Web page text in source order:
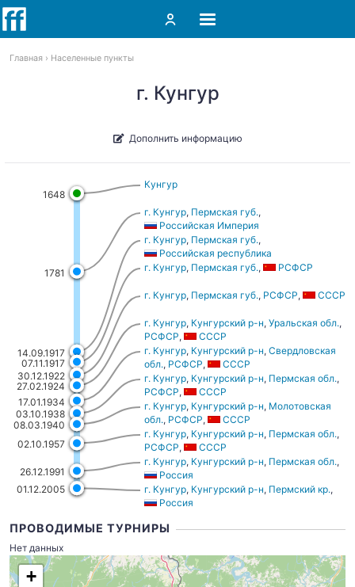
Главная Населенные пункты
г. Кунгур
Дополнить информацию
1648
1781
14.09.1917
07.11.1917
30.12.1922
27.02.1924
17.01.1934
03.10.1938
08.03.1940
02.10.1957
26.12.1991
01.12.2005
Кунгур
г. Кунгур, Пермская губ.,
Российская Империя
г. Кунгур, Пермская губ.,
Российская республика
г. Кунгур, Пермская губ., РСФСР
г. Кунгур, Пермская губ., РСФСР, СССР
г. Кунгур, Кунгурский р-н, Уральская обл.,
РСФСР,
СССР
г. Кунгур, Кунгурский р-н, Свердловская
обл., РСФСР,
СССР
г. Кунгур, Кунгурский р-н, Пермская обл.,
РСФСР,
СССР
г. Кунгур, Кунгурский р-н, Молотовская
обл., РСФСР,
СССР
г. Кунгур, Кунгурский р-н, Пермская обл.,
РСФСР,
СССР
г. Кунгур, Кунгурский р-н, Пермская обл.,
Россия
г. Кунгур, Кунгурский р-н, Пермский кр.,
Россия
ПРОВОДИМЫЕ ТУРНИРЫ
Нет данных
+